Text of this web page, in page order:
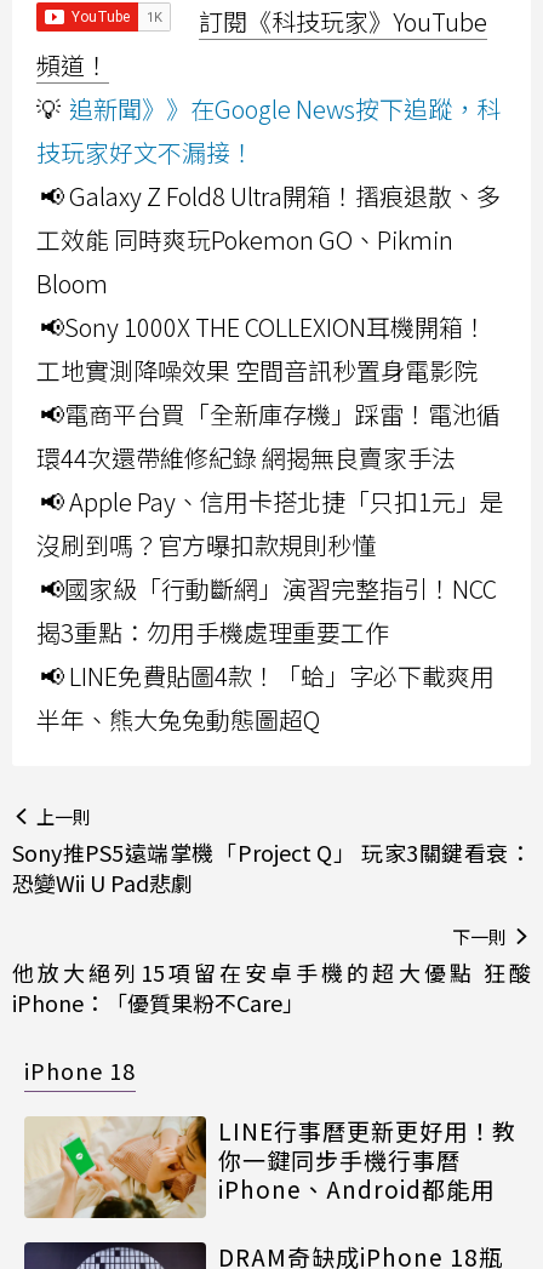
訂閱《科技玩家》YouTube
頻道！
💡 追新聞》》在Google News按下追蹤，科
技玩家好文不漏接！
📢 Galaxy Z Fold8 Ultra開箱！摺痕退散、多
工效能 同時爽玩Pokemon GO、Pikmin
Bloom
📢Sony 1000X THE COLLEXION耳機開箱！
工地實測降噪效果 空間音訊秒置身電影院
📢電商平台買「全新庫存機」踩雷！電池循
環44次還帶維修紀錄 網揭無良賣家手法
📢 Apple Pay、信用卡搭北捷「只扣1元」是
沒刷到嗎？官方曝扣款規則秒懂
📢國家級「行動斷網」演習完整指引！NCC
揭3重點：勿用手機處理重要工作
📢 LINE免費貼圖4款！「蛤」字必下載爽用
半年、熊大兔兔動態圖超Q
上一則
Sony推PS5遠端掌機「Project Q」 玩家3關鍵看衰：
恐變Wii U Pad悲劇
下一則
他放大絕列15項留在安卓手機的超大優點 狂酸
iPhone：「優質果粉不Care」
iPhone 18
LINE行事曆更新更好用！教
你一鍵同步手機行事曆
iPhone、Android都能用
DRAM奇缺成iPhone 18瓶